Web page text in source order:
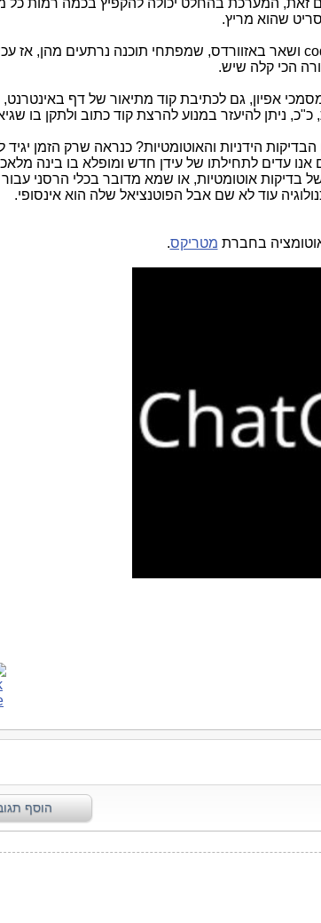
זאת, המערכת בהחלט יכולה להקפיץ בכמה רמות
שהוא מריץ.
ושאר באזוורדס, שמפתחי תוכנה נרתעים מהן, אז
הכי קלה שיש.
אפיון, גם לכתיבת קוד מתיאור של דף באינטרנט,
ניתן להיעזר במנוע להרצת קוד כתוב ולתקן בו
הידניות והאוטומטיות? כנראה שרק הזמן יגיד
עדים לתחילתו של עידן חדש ומופלא בו בינה
בדיקות אוטומטיות, או שמא מדובר בכלי הרסני עבור
עוד לא שם אבל הפוטנציאל שלה הוא אינסופי.
בחברת מטריקס.